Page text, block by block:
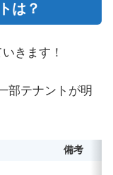
は？
きます！
部テナントが明
備考